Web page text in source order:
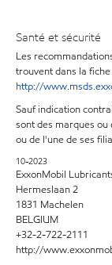
Santé et sécurité
Les
trouvent dans la
http://
Sauf indication
sont des marques
ou de l'une de ses
10-2023
ExxonMobil
Hermeslaan 2
1831 Machelen
BELGIUM
+32-2-722-2111
http://